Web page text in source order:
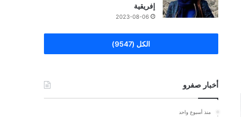
إفريقية
2023-08-06
الكل (9547)
أخبار صفرو
منذ أسبوع واحد